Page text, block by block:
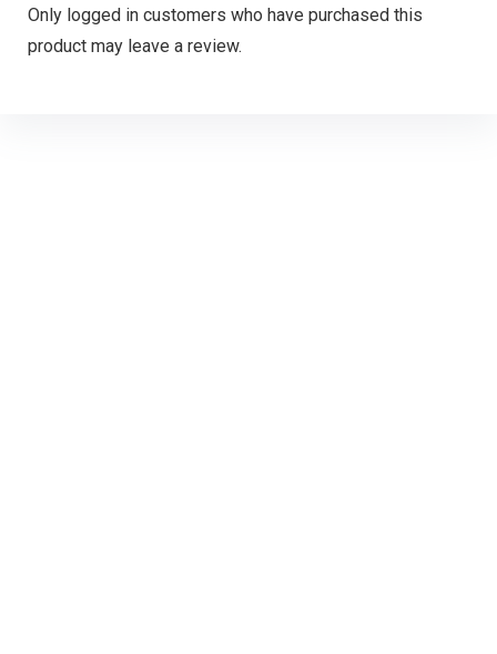
Only logged in customers who have purchased this
product may leave a review.